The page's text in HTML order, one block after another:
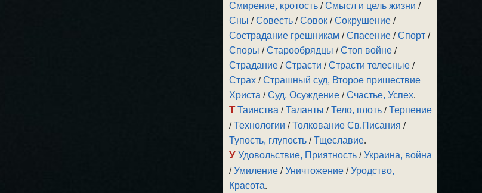
Смирение, кротость /Смысл и цель жизни /
Сны /Совесть /Совок /Сокрушение /
Сострадание грешникам /Спасение /Спорт /
Споры /Старообрядцы /Стоп войне /
Страдание /Страсти /Страсти телесные /
Страх /Страшный суд, Второе пришествие
Христа /Суд, Осуждение /Счастье, Успех.
Т Таинства /Таланты /Тело, плоть /Терпение
/Технологии /Толкование Св.Писания /
Тупость, глупость /Тщеславие.
У Удовольствие, Приятность /Украина, война
/Умиление /Уничтожение /Уродство,
Красота.